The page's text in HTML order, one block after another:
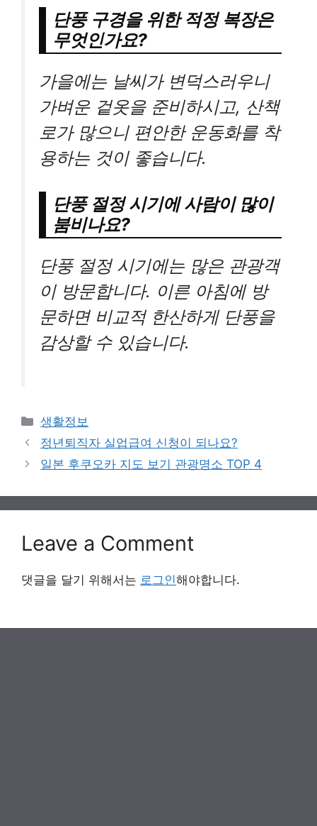
단풍 구경을 위한 적정 복장은
무엇인가요?
가을에는 날씨가 변덕스러우니
가벼운 겉옷을 준비하시고, 산책
로가 많으니 편안한 운동화를 착
용하는 것이 좋습니다.
단풍 절정 시기에 사람이 많이
붐비나요?
단풍 절정 시기에는 많은 관광객
이 방문합니다. 이른 아침에 방
문하면 비교적 한산하게 단풍을
감상할 수 있습니다.
Categories
생활정보
정년퇴직자 실업급여 신청이 되나요?
일본 후쿠오카 지도 보기 관광명소 TOP 4
Leave a Comment
댓글을 달기 위해서는 로그인해야합니다.